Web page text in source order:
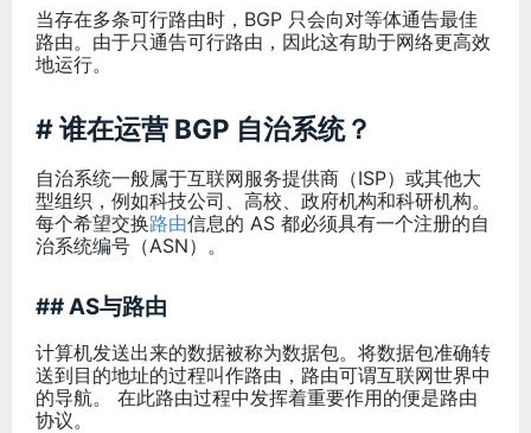
当存在多条可行路由时，BGP 只会向对等体通告最佳
路由。由于只通告可行路由，因此这有助于网络更高效
地运行。
# 谁在运营 BGP 自治系统？
自治系统一般属于互联网服务提供商（ISP）或其他大
型组织，例如科技公司、高校、政府机构和科研机构。
每个希望交换路由信息的 AS 都必须具有一个注册的自
治系统编号（ASN）。
## AS与路由
计算机发送出来的数据被称为数据包。将数据包准确转
送到目的地址的过程叫作路由，路由可谓互联网世界中
的导航。 在此路由过程中发挥着重要作用的便是路由
协议。